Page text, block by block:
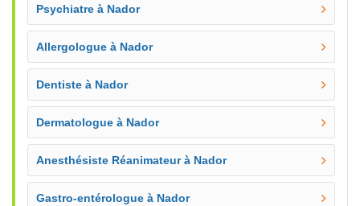
Psychiatre à Nador
Allergologue à Nador
Dentiste à Nador
Dermatologue à Nador
Anesthésiste Réanimateur à Nador
Gastro-entérologue à Nador